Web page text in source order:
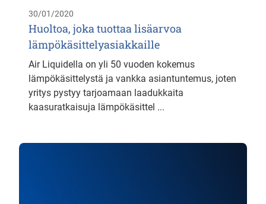
30/01/2020
Huoltoa, joka tuottaa lisäarvoa
lämpökäsittelyasiakkaille
Air Liquidella on yli 50 vuoden kokemus
lämpökäsittelystä ja vankka asiantuntemus, joten
yritys pystyy tarjoamaan laadukkaita
kaasuratkaisuja lämpökäsittel ...